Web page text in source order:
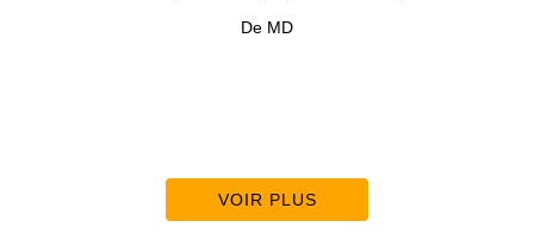
De MD
VOIR PLUS